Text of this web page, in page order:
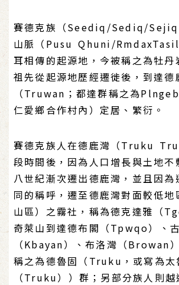
賽德克族（Seediq/Sediq/Sejiq
山脈（Pusu Qhuni/RmdaxTasil
耳相傳的起源地，今被稱之為牡丹
祖先從起源地歷經遷徙後，到達德
（Truwan；都達群稱之為
仁愛鄉合作村內）定居、繁衍。
賽德克族人在德鹿灣（Truku
段時間後，因為人口增長與土地不
八世紀漸次遷出德鹿灣，並且因為
同的稱呼，遷至德鹿灣對面較低地
山區）之霧社，稱為德克達雅（
奇萊山到達德布閣（Tpwqo）、
（Kbayan）、布洛灣（Browan
稱之為德魯固（Truku，或寫為太
（Truku））群；另部分族人則越